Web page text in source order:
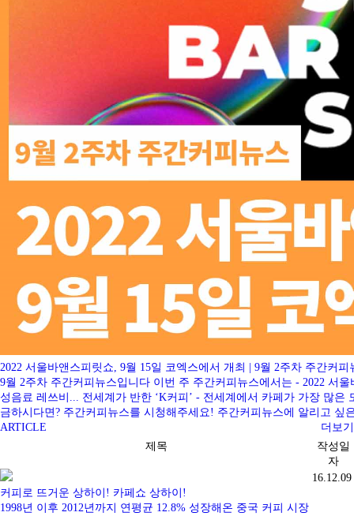
2022 서울바앤스피릿쇼, 9월 15일 코엑스에서 개최 | 9월 2주차 주간커피
9월 2주차 주간커피뉴스입니다 이번 주 주간커피뉴스에서는 - 2022 서
성음료 레쓰비... 전세계가 반한 ‘K커피’ - 전세계에서 카페가 가장 많
금하시다면? 주간커피뉴스를 시청해주세요! 주간커피뉴스에 알리고 싶
ARTICLE
더보기
제목
작성일
자
커피로 뜨거운 상하이! 카페쇼 상하이!
1998년 이후 2012년까지 연평균 12.8% 성장해온 중국 커피 시장
16.12.09